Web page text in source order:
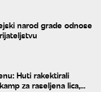
narod grade odnose
Huti rakektirali
za raseljena lica,